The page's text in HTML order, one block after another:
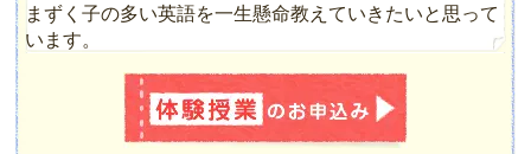
まずく子の多い英語を一生懸命教えていきたいと思って
います。